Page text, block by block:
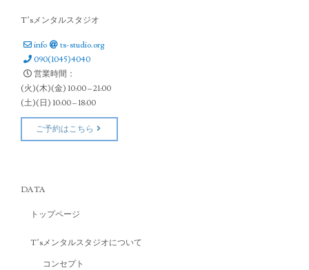
T’sメンタルスタジオ
info
ts-studio.org
090(1045)4040
営業時間：
(火)(木)(金) 10:00 – 21:00
(土)(日) 10:00 – 18:00
ご予約はこちら
DATA
トップページ
T’sメンタルスタジオについて
コンセプト